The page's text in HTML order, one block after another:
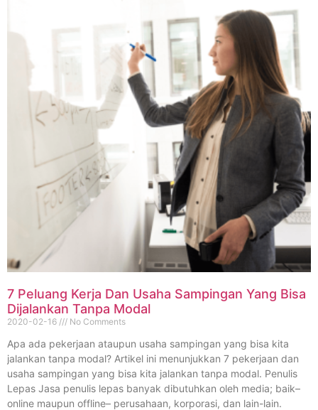
7 Peluang Kerja Dan Usaha Sampingan Yang Bisa
Dijalankan Tanpa Modal
2020-02-16 No Comments
Apa ada pekerjaan ataupun usaha sampingan yang bisa kita
jalankan tanpa modal? Artikel ini menunjukkan 7 pekerjaan dan
usaha sampingan yang bisa kita jalankan tanpa modal. Penulis
Lepas Jasa penulis lepas banyak dibutuhkan oleh media; baik–
online maupun offline– perusahaan, korporasi, dan lain-lain.